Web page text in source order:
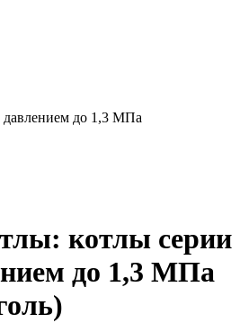
до 1,3 МПа
котлы серии
до 1,3 МПа